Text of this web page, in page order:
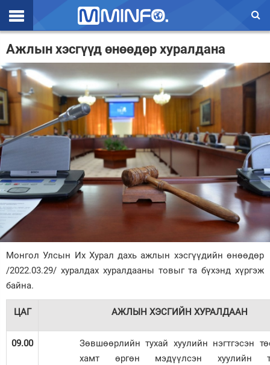
Эхлэл
Цаг агаар
Валют ханш
Эдийн засаг
Спорт
Нийгэм
Зурхай
Ажлын хэсгүүд өнөөдөр хуралдана
Монгол Улсын Их Хурал дахь ажлын хэсгүүдийн өнөөдөр
/2022.03.29/ хуралдах хуралдааны товыг та бүхэнд хүргэж
байна.
ЦАГ АЖЛЫН ХЭСГИЙН ХУРАЛДААН
09.00
Зөвшөөрлийн тухай хуулийн нэгтгэсэн
хамт өргөн мэдүүлсэн хуулийн